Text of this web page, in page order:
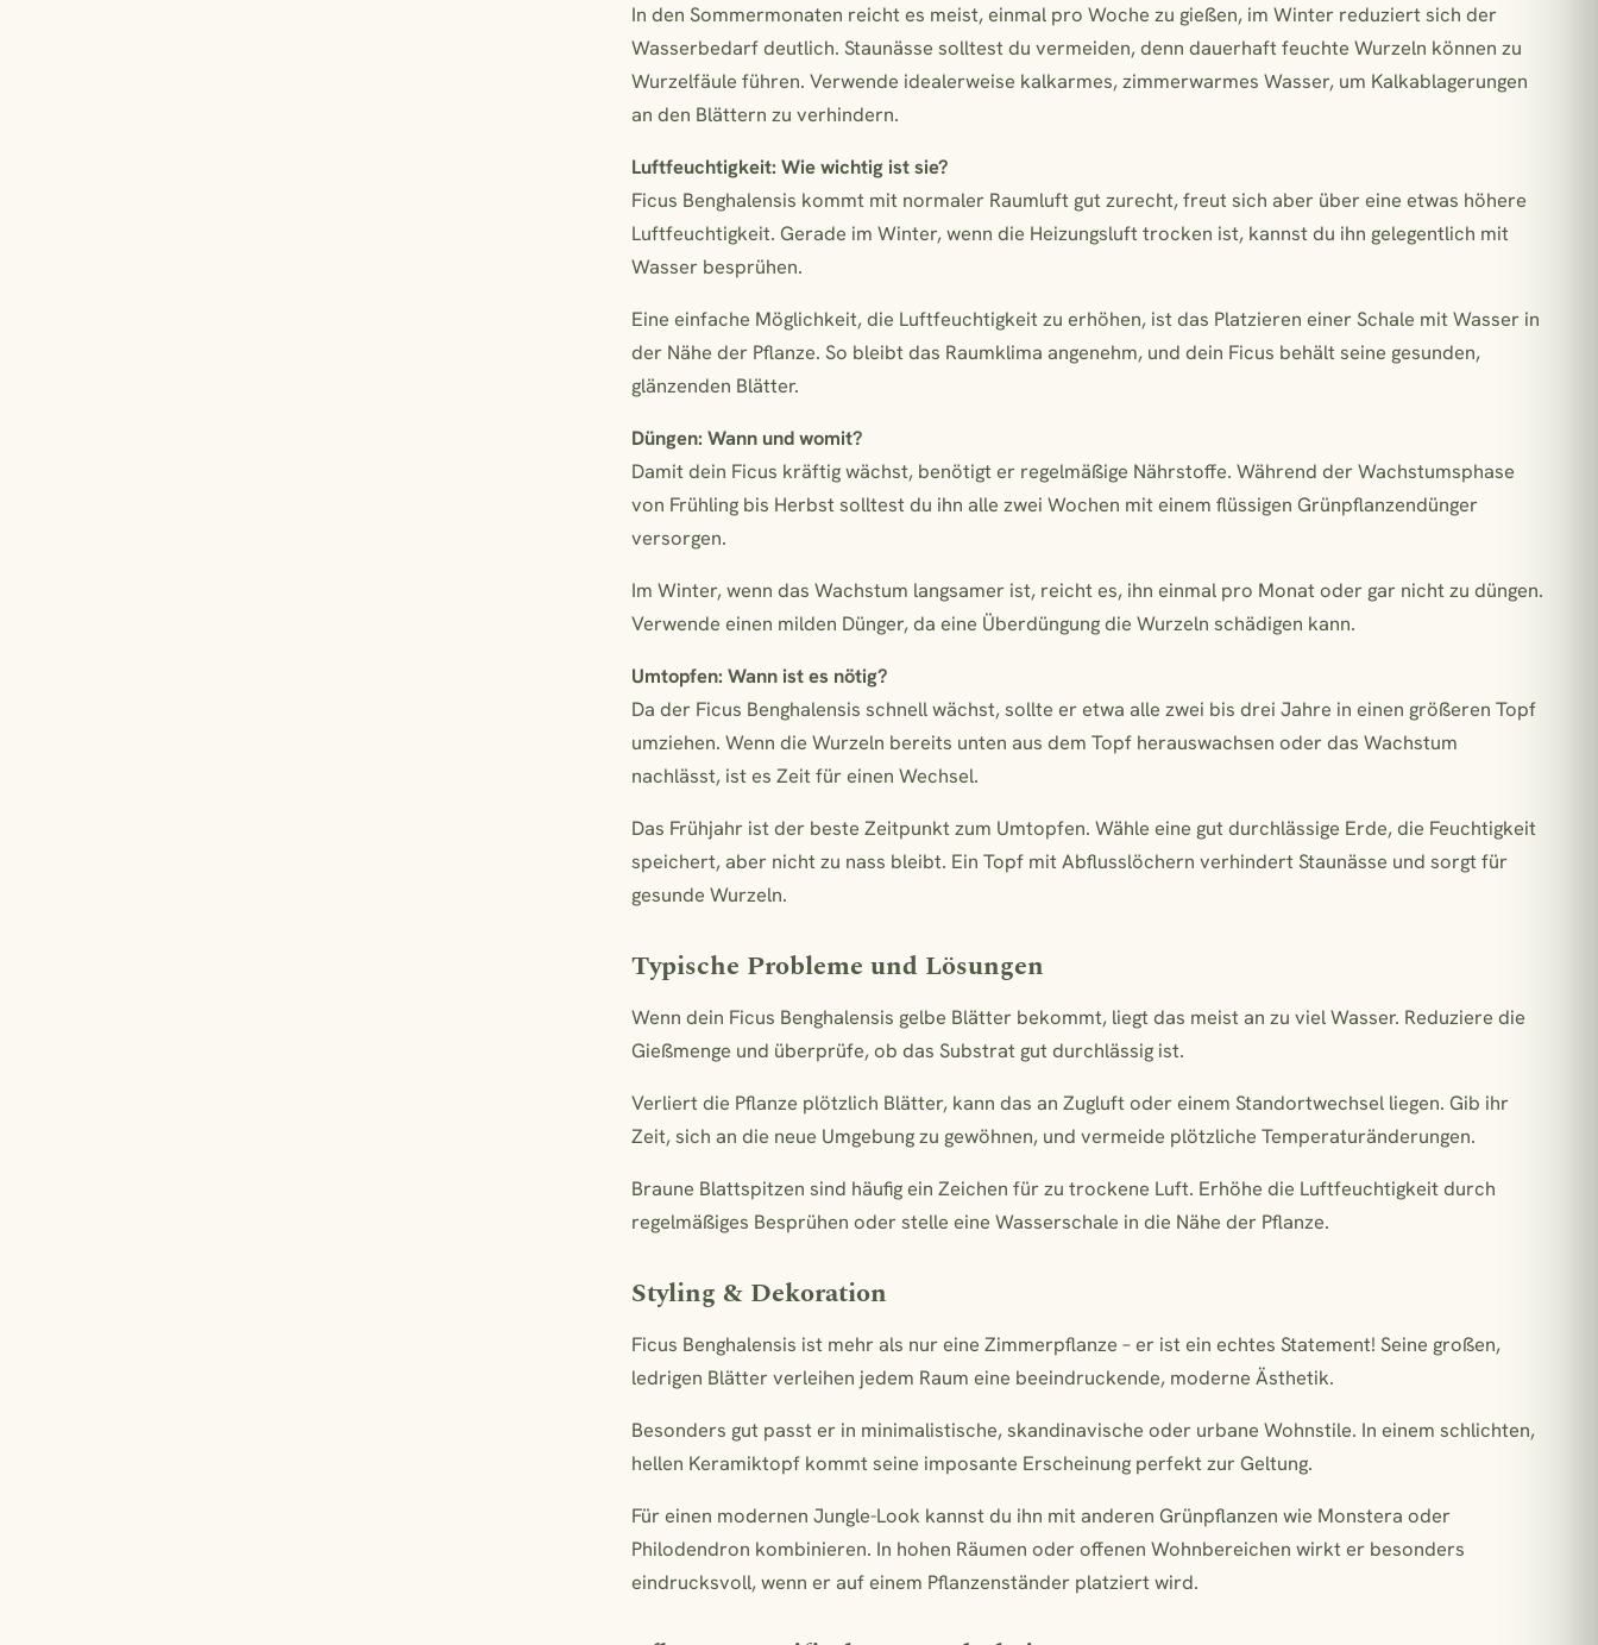
In den Sommermonaten reicht es meist, einmal pro Woche zu gießen, im Winter reduziert sich der
Wasserbedarf deutlich. Staunässe solltest du vermeiden, denn dauerhaft feuchte Wurzeln können zu
Wurzelfäule führen. Verwende idealerweise kalkarmes, zimmerwarmes Wasser, um Kalkablagerungen
an den Blättern zu verhindern.
Luftfeuchtigkeit: Wie wichtig ist sie?
Ficus Benghalensis kommt mit normaler Raumluft gut zurecht, freut sich aber über eine etwas höhere
Luftfeuchtigkeit. Gerade im Winter, wenn die Heizungsluft trocken ist, kannst du ihn gelegentlich mit
Wasser besprühen.
Eine einfache Möglichkeit, die Luftfeuchtigkeit zu erhöhen, ist das Platzieren einer Schale mit Wasser in
der Nähe der Pflanze. So bleibt das Raumklima angenehm, und dein Ficus behält seine gesunden,
glänzenden Blätter.
Düngen: Wann und womit?
Damit dein Ficus kräftig wächst, benötigt er regelmäßige Nährstoffe. Während der Wachstumsphase
von Frühling bis Herbst solltest du ihn alle zwei Wochen mit einem flüssigen Grünpflanzendünger
versorgen.
Im Winter, wenn das Wachstum langsamer ist, reicht es, ihn einmal pro Monat oder gar nicht zu düngen.
Verwende einen milden Dünger, da eine Überdüngung die Wurzeln schädigen kann.
Umtopfen: Wann ist es nötig?
Da der Ficus Benghalensis schnell wächst, sollte er etwa alle zwei bis drei Jahre in einen größeren Topf
umziehen. Wenn die Wurzeln bereits unten aus dem Topf herauswachsen oder das Wachstum
nachlässt, ist es Zeit für einen Wechsel.
Das Frühjahr ist der beste Zeitpunkt zum Umtopfen. Wähle eine gut durchlässige Erde, die Feuchtigkeit
speichert, aber nicht zu nass bleibt. Ein Topf mit Abflusslöchern verhindert Staunässe und sorgt für
gesunde Wurzeln.
Typische Probleme und Lösungen
Wenn dein Ficus Benghalensis gelbe Blätter bekommt, liegt das meist an zu viel Wasser. Reduziere die
Gießmenge und überprüfe, ob das Substrat gut durchlässig ist.
Verliert die Pflanze plötzlich Blätter, kann das an Zugluft oder einem Standortwechsel liegen. Gib ihr
Zeit, sich an die neue Umgebung zu gewöhnen, und vermeide plötzliche Temperaturänderungen.
Braune Blattspitzen sind häufig ein Zeichen für zu trockene Luft. Erhöhe die Luftfeuchtigkeit durch
regelmäßiges Besprühen oder stelle eine Wasserschale in die Nähe der Pflanze.
Styling & Dekoration
Ficus Benghalensis ist mehr als nur eine Zimmerpflanze – er ist ein echtes Statement! Seine großen,
ledrigen Blätter verleihen jedem Raum eine beeindruckende, moderne Ästhetik.
Besonders gut passt er in minimalistische, skandinavische oder urbane Wohnstile. In einem schlichten,
hellen Keramiktopf kommt seine imposante Erscheinung perfekt zur Geltung.
Für einen modernen Jungle-Look kannst du ihn mit anderen Grünpflanzen wie Monstera oder
Philodendron kombinieren. In hohen Räumen oder offenen Wohnbereichen wirkt er besonders
eindrucksvoll, wenn er auf einem Pflanzenständer platziert wird.